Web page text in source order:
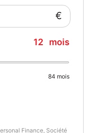
€
12 mois
84 mois
Finance, Société